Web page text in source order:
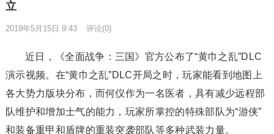
立
2019年5月15日 9:43 评论(0)
近日，《全面战争：三国》官方公布了“黄巾之乱”DLC
演示视频。在“黄巾之乱”DLC开局之时，玩家能看到地图上
各大势力版块分布，而何仪作为一名医者，具有减少远程部
队维护和增加士气的能力，玩家所掌控的特殊部队为“游侠”
和装备重甲和盾牌的重装突袭部队等多种武装力量。